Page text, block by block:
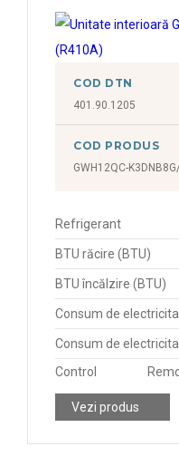
COD DTN
401.90.1205
COD PRODUS
GWH12QC-
Refrigerant
BTU răcire (BTU)
BTU încălzire (BTU)
Consum de
Consum de
Control
Vezi produs